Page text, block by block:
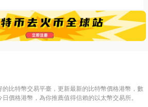
的比特幣交易平臺，更新最新的比特幣價格港幣，數
價格港幣，為你推薦值得信賴的以太幣交易所。